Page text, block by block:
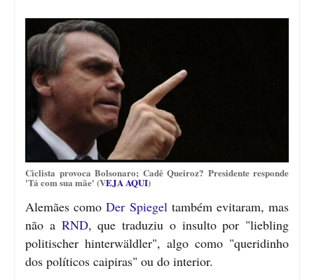
Ciclista provoca Bolsonaro; Cadê Queiroz? Presidente responde
'Tá com sua mãe' (VEJA AQUI)
Alemães comoDer Spiegel também evitaram, mas
não a RND, que traduziu o insulto por "liebling
politischer hinterwäldler", algo como "queridinho
dos políticos caipiras" ou do interior.